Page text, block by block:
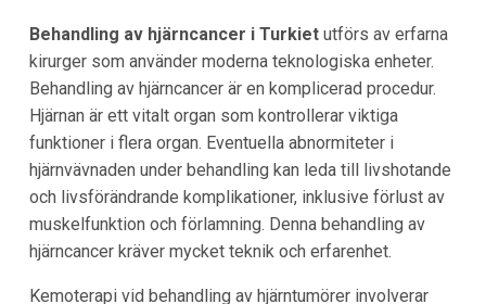
Behandling av hjärncancer i Turkietutförs av erfarna
kirurger som använder moderna teknologiska enheter.
Behandling av hjärncancer är en komplicerad procedur.
Hjärnan är ett vitalt organ som kontrollerar viktiga
funktioner i flera organ. Eventuella abnormiteter i
hjärnvävnaden under behandling kan leda till livshotande
och livsförändrande komplikationer, inklusive förlust av
muskelfunktion och förlamning. Denna behandling av
hjärncancer kräver mycket teknik och erfarenhet.
Kemoterapi vid behandling av hjärntumörer involverar